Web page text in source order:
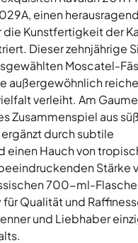
einen
die Kunstfertigkeit der
Dieser zehnjährige
Moscatel-
außergewöhnlich
verleiht. Am
Zusammenspiel aus
durch subtile
einen Hauch von
Stärke
700-ml-
Qualität und
und Liebhaber